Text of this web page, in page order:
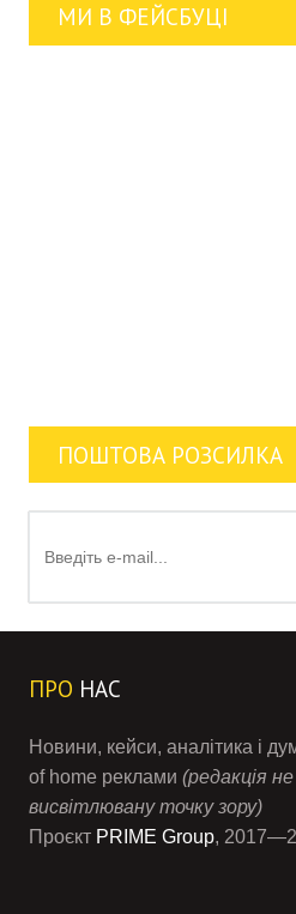
МИ В ФЕЙСБУЦІ
ПОШТОВА РОЗСИЛКА
ПРО НАС
Новини, кейси, аналітика і
of home реклами (редакція
висвітлювану точку зору)
Проєкт PRIME Group,